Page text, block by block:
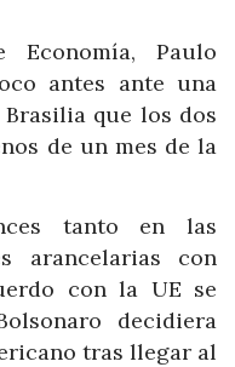
Paulo
antes ante una
que los dos
de un mes de la
tanto en las
arancelarias con
con la UE se
decidiera
tras llegar al